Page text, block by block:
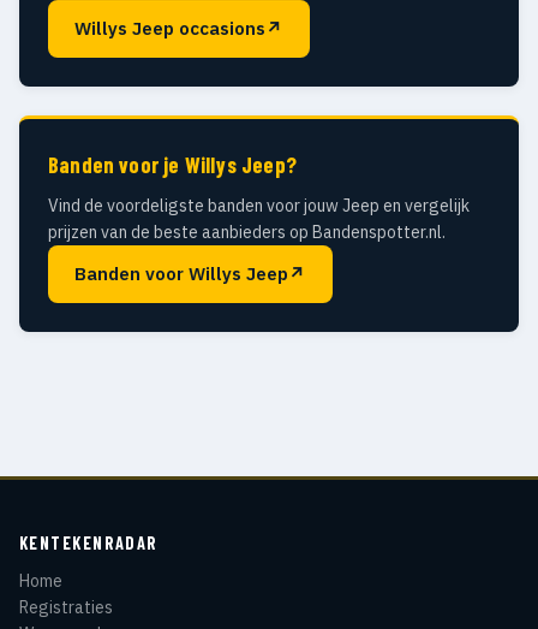
Willys Jeep occasions ↗
Banden voor je Willys Jeep?
Vind de voordeligste banden voor jouw Jeep en vergelijk
prijzen van de beste aanbieders op Bandenspotter.nl.
Banden voor Willys Jeep ↗
KENTEKENRADAR
Home
Registraties